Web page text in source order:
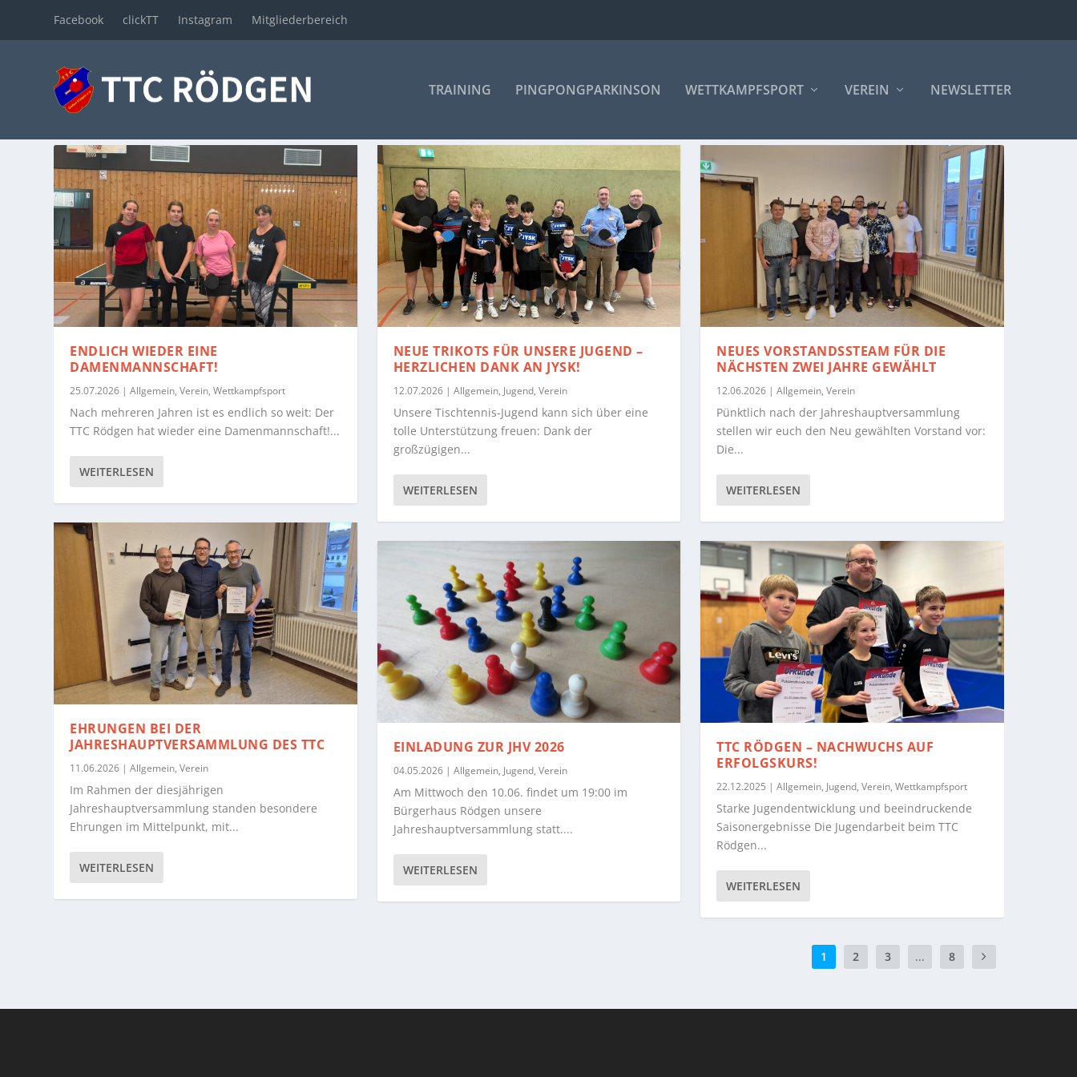
Facebook clickTT Instagram Mitgliederbereich
TRAINING PINGPONGPARKINSON WETTKAMPFSPORT VEREIN NEWSLETTER
ENDLICH WIEDER EINE
DAMENMANNSCHAFT!
25.07.2026 |Allgemein,Verein,Wettkampfsport
Nach mehreren Jahren ist es endlich so weit: Der
TTC Rödgen hat wieder eine Damenmannschaft!...
WEITERLESEN
EHRUNGEN BEI DER
JAHRESHAUPTVERSAMMLUNG DES TTC
11.06.2026 |Allgemein,Verein
Im Rahmen der diesjährigen
Jahreshauptversammlung standen besondere
Ehrungen im Mittelpunkt, mit...
WEITERLESEN
NEUE TRIKOTS FÜR UNSERE JUGEND –
HERZLICHEN DANK AN JYSK!
12.07.2026| Allgemein, Jugend, Verein
Unsere Tischtennis-Jugend kann sich über eine
tolle Unterstützung freuen: Dank der
großzügigen...
WEITERLESEN
EINLADUNG ZUR JHV 2026
04.05.2026| Allgemein, Jugend, Verein
Am Mittwoch den 10.06. findet um 19:00 im
Bürgerhaus Rödgen unsere
Jahreshauptversammlung statt....
WEITERLESEN
NEUES VORSTANDSSTEAM FÜR DIE
NÄCHSTEN ZWEI JAHRE GEWÄHLT
12.06.2026 |Allgemein,Verein
Pünktlich nach der Jahreshauptversammlung
stellen wir euch den Neu gewählten Vorstand vor:
Die...
WEITERLESEN
TTC RÖDGEN – NACHWUCHS AUF
ERFOLGSKURS!
22.12.2025 |Allgemein, Jugend,Verein,Wettkampfsport
Starke Jugendentwicklung und beeindruckende
Saisonergebnisse Die Jugendarbeit beim TTC
Rödgen...
WEITERLESEN
1 2 3 ... 8